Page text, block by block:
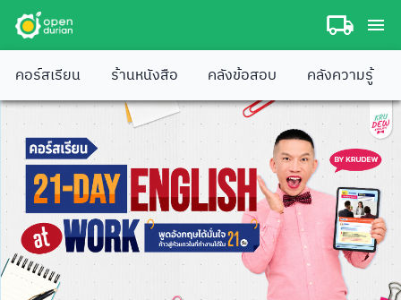
คอร์สเรียน ร้านหนังสือ คลังข้อสอบ คลังความรู้